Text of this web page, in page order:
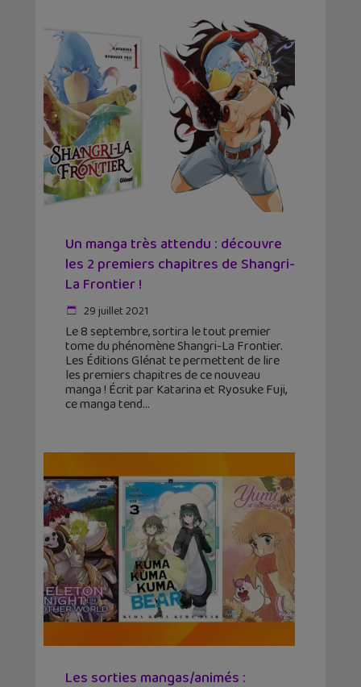
Un manga très attendu : découvre
les 2 premiers chapitres de Shangri-
La Frontier !
29 juillet 2021
Le 8 septembre, sortira le tout premier
tome du phénomène Shangri-La Frontier.
Les Éditions Glénat te permettent de lire
les premiers chapitres de ce nouveau
manga ! Écrit par Katarina et Ryosuke Fuji,
ce manga tend
Les sorties mangas/animés :